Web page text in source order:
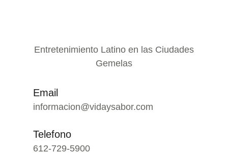
Entretenimiento Latino en las Ciudades
Gemelas
Email
informacion@vidaysabor.com
Telefono
612-729-5900